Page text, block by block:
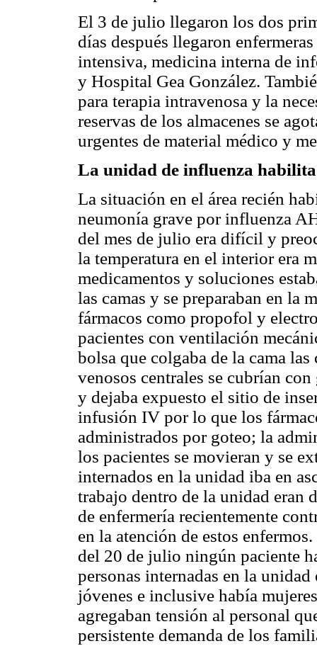
El 3 de julio llegaron los dos
días después llegaron
intensiva, medicina interna de
y Hospital Gea González.
para terapia intravenosa y la
reservas de los almacenes se
urgentes de material médico y
La unidad de influenza
La situación en el área recién
neumonía grave por influenza
del mes de julio era difícil y
la temperatura en el interior era
medicamentos y soluciones
las camas y se preparaban en la
fármacos como propofol y
pacientes con ventilación
bolsa que colgaba de la cama
venosos centrales se cubrían
y dejaba expuesto el sitio de
infusión IV por lo que los
administrados por goteo; la
los pacientes se movieran y se
internados en la unidad iba en
trabajo dentro de la unidad eran
de enfermería recientemente
en la atención de estos
del 20 de julio ningún paciente
personas internadas en la
jóvenes e inclusive había
agregaban tensión al personal
persistente demanda de los